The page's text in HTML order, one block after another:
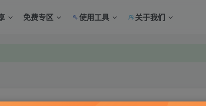
免费专区 使用工具 关于我们
绑定！
定！